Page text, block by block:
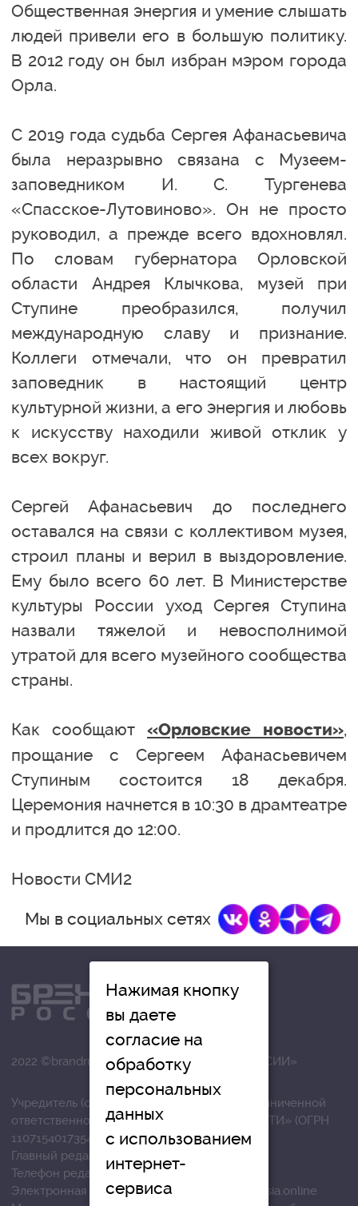
Общественная энергия и умение слышать
людей привели его в большую политику.
В 2012 году он был избран мэром города
Орла.
С 2019 года судьба Сергея Афанасьевича
была неразрывно связана с Музеем-
заповедником И. С. Тургенева
«Спасское-Лутовиново». Он не просто
руководил, а прежде всего вдохновлял.
По словам губернатора Орловской
области Андрея Клычкова, музей при
Ступине преобразился, получил
международную славу и признание.
Коллеги отмечали, что он превратил
заповедник в настоящий центр
культурной жизни, а его энергия и любовь
к искусству находили живой отклик у
всех вокруг.
Сергей Афанасьевич до последнего
оставался на связи с коллективом музея,
строил планы и верил в выздоровление.
Ему было всего 60 лет. В Министерстве
культуры России уход Сергея Ступина
назвали тяжелой и невосполнимой
утратой для всего музейного сообщества
страны.
Как сообщают «Орловские новости»,
прощание с Сергеем Афанасьевичем
Ступиным состоится 18 декабря.
Церемония начнется в 10:30 в драмтеатре
и продлится до 12:00.
Новости СМИ2
Мы в социальных сетях
2022 ©brandrussia.online | СИ «БРЕНДЫ РОССИИ»
Учредитель (соучредители): Общество с ограниченной
ответственностью «РЕГИОНАЛЬНЫЕ НОВОСТИ» (ОГРН
1107154017354)
Главный редактор: Вострикова О.Г.
Телефон редакции: +7 (4872) 710-803
Электронная почта редакции:
info@brandrussia.online
Нажимая кнопку
вы даете
согласие на
обработку
персональных
данных
с использованием
интернет-
сервиса